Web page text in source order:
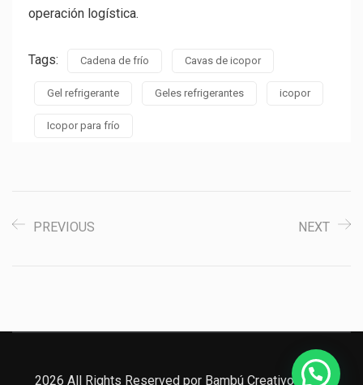
operación logística.
Tags: Cadena de frío Cavas de icopor
Gel refrigerante Geles refrigerantes icopor
Icopor para frío
PREVIOUS NEXT
2026 All Rights Reserved por Bambú Creativos SAS